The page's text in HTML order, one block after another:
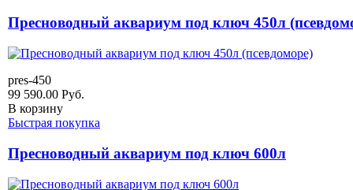
Пресноводный аквариум под ключ 450л
pres-450
99 590.00 Руб.
В корзину
Быстрая покупка
Пресноводный аквариум под ключ 600л